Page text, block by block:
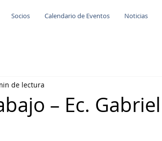
Socios Calendario de Eventos Noticias
– Ec. Gabriel
de lectura